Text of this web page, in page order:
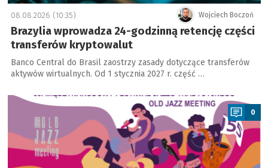
Wojciech Boczoń
08.08.2026 (10:35)
Brazylia wprowadza 24-godzinną retencję części
transferów kryptowalut
Banco Central do Brasil zaostrzy zasady dotyczące transferów
aktywów wirtualnych. Od 1 stycznia 2027 r. część …
a
0